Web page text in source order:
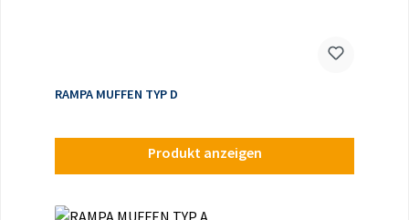
RAMPA MUFFEN TYP D
Produkt anzeigen